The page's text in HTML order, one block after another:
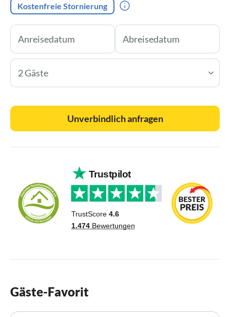
Kostenfreie Stornierung
2 Gäste
Unverbindlich anfragen
Gäste-Favorit